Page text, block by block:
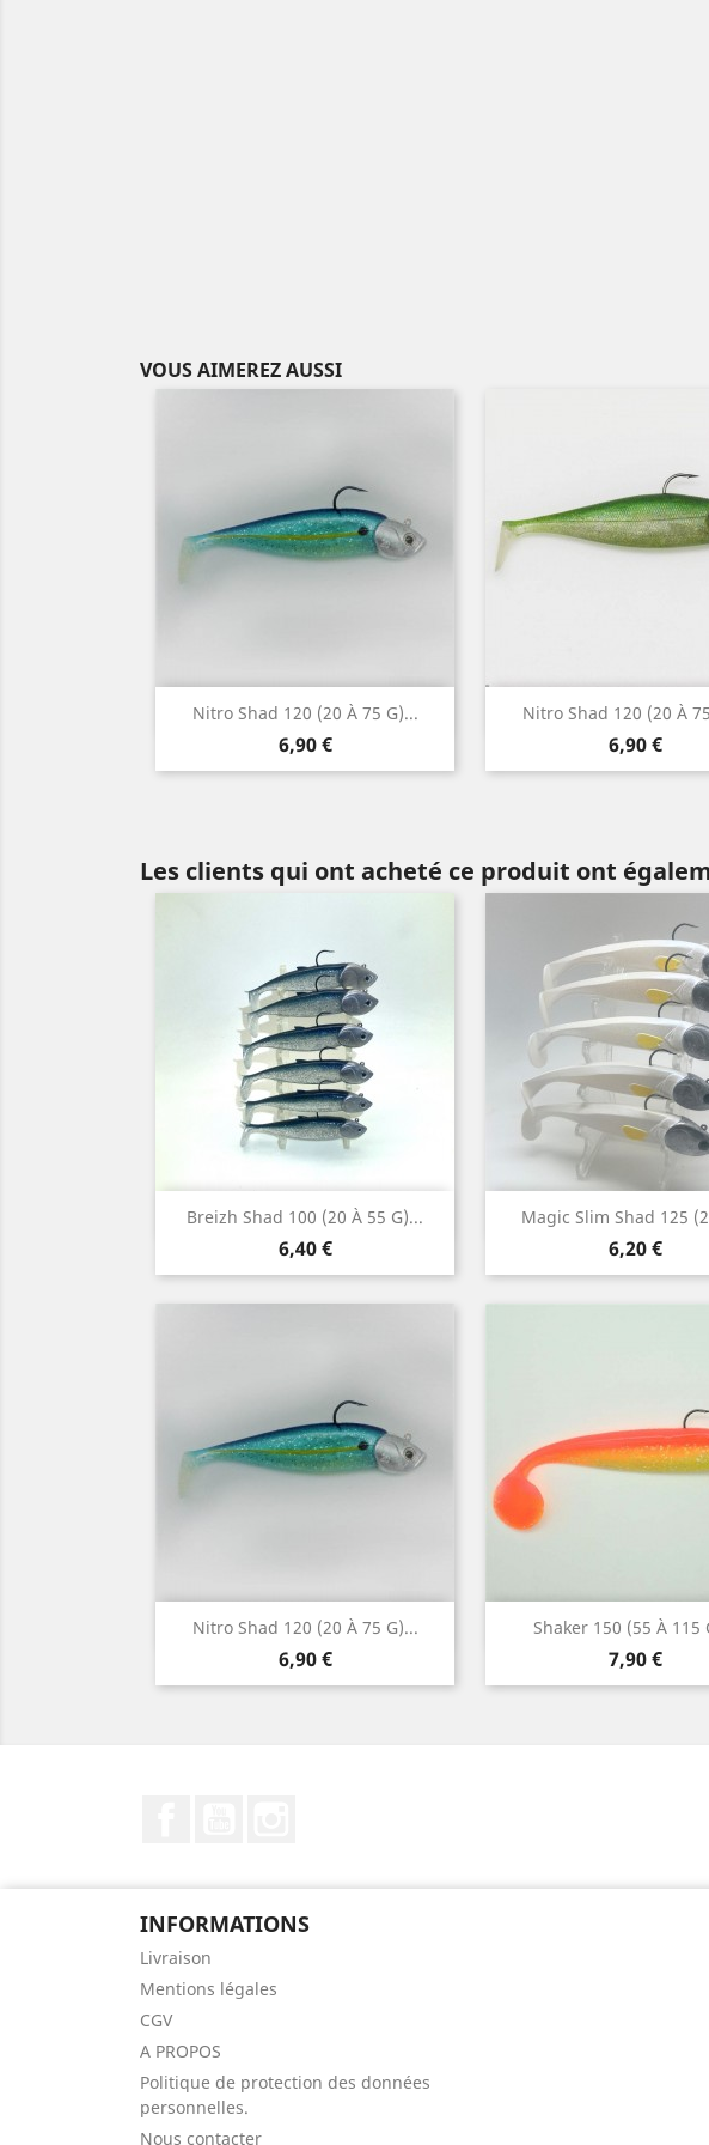
VOUS AIMEREZ AUSSI
Nitro Shad 120 (20 À 75 G)...
Prix
6,90 €
Aperçu rapide Nitro Shad 120 (20 À
Prix
6,90 €
Aperçu rapide
Les clients qui ont acheté ce produit ont
Breizh Shad 100 (20 À 55 G)...
Prix
6,40 €
Aperçu rapide Magic Slim Shad 125
Prix
6,20 €
Aperçu
Nitro Shad 120 (20 À 75 G)...
Prix
6,90 €
Aperçu rapide Shaker 150 (55 À 115
Prix
7,90 €
Aperçu
INFORMATIONS
Livraison
Mentions légales
CGV
A PROPOS
Politique de protection des données
personnelles.
Nous contacter